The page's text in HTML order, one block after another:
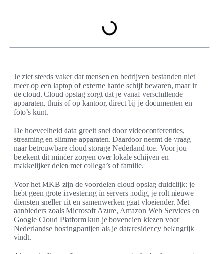
Je ziet steeds vaker dat mensen en bedrijven bestanden niet
meer op een laptop of externe harde schijf bewaren, maar in
de cloud. Cloud opslag zorgt dat je vanaf verschillende
apparaten, thuis of op kantoor, direct bij je documenten en
foto’s kunt.
De hoeveelheid data groeit snel door videoconferenties,
streaming en slimme apparaten. Daardoor neemt de vraag
naar betrouwbare cloud storage Nederland toe. Voor jou
betekent dit minder zorgen over lokale schijven en
makkelijker delen met collega’s of familie.
Voor het MKB zijn de voordelen cloud opslag duidelijk: je
hebt geen grote investering in servers nodig, je rolt nieuwe
diensten sneller uit en samenwerken gaat vloeiender. Met
aanbieders zoals Microsoft Azure, Amazon Web Services en
Google Cloud Platform kun je bovendien kiezen voor
Nederlandse hostingpartijen als je dataresidency belangrijk
vindt.